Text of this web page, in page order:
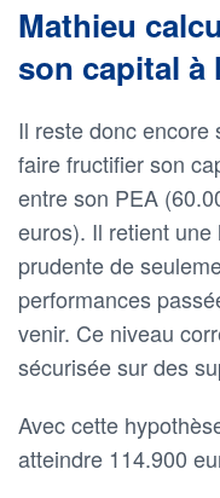
Mathieu
son capital à
Il reste donc encore
faire fructifier son
entre son PEA
euros). Il retient
prudente de
performances
venir. Ce niveau
sécurisée sur des
Avec cette
atteindre 114.900